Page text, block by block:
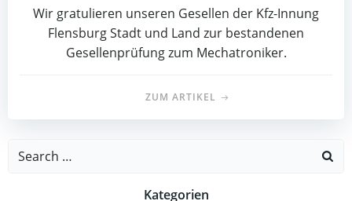
Wir gratulieren unseren Gesellen der Kfz-Innung
Flensburg Stadt und Land zur bestandenen
Gesellenprüfung zum Mechatroniker.
ZUM ARTIKEL
Search
Kategorien